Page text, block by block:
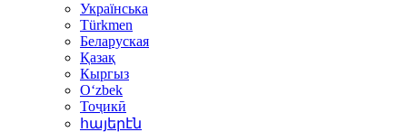
Українська
Türkmen
Беларуская
Қазақ
Кыргыз
Oʻzbek
Тоҷикӣ
հայերէն